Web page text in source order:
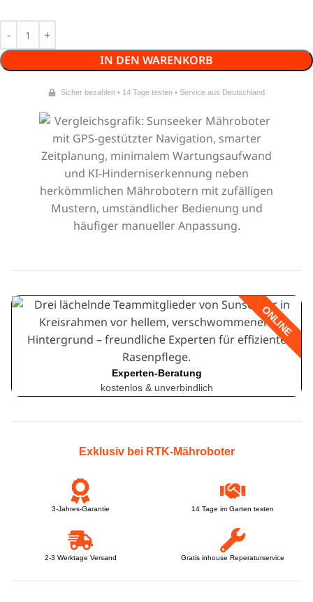
IN DEN WARENKORB
Sicher bezahlen • 14 Tage testen • Service aus Deutschland
Experten-Beratung
kostenlos & unverbindlich
ONLINE
Exklusiv bei RTK-Mähroboter
3-Jahres-Garantie
2-3 Werktage Versand
14 Tage im Garten testen
Gratis inhouse Reperaturservice